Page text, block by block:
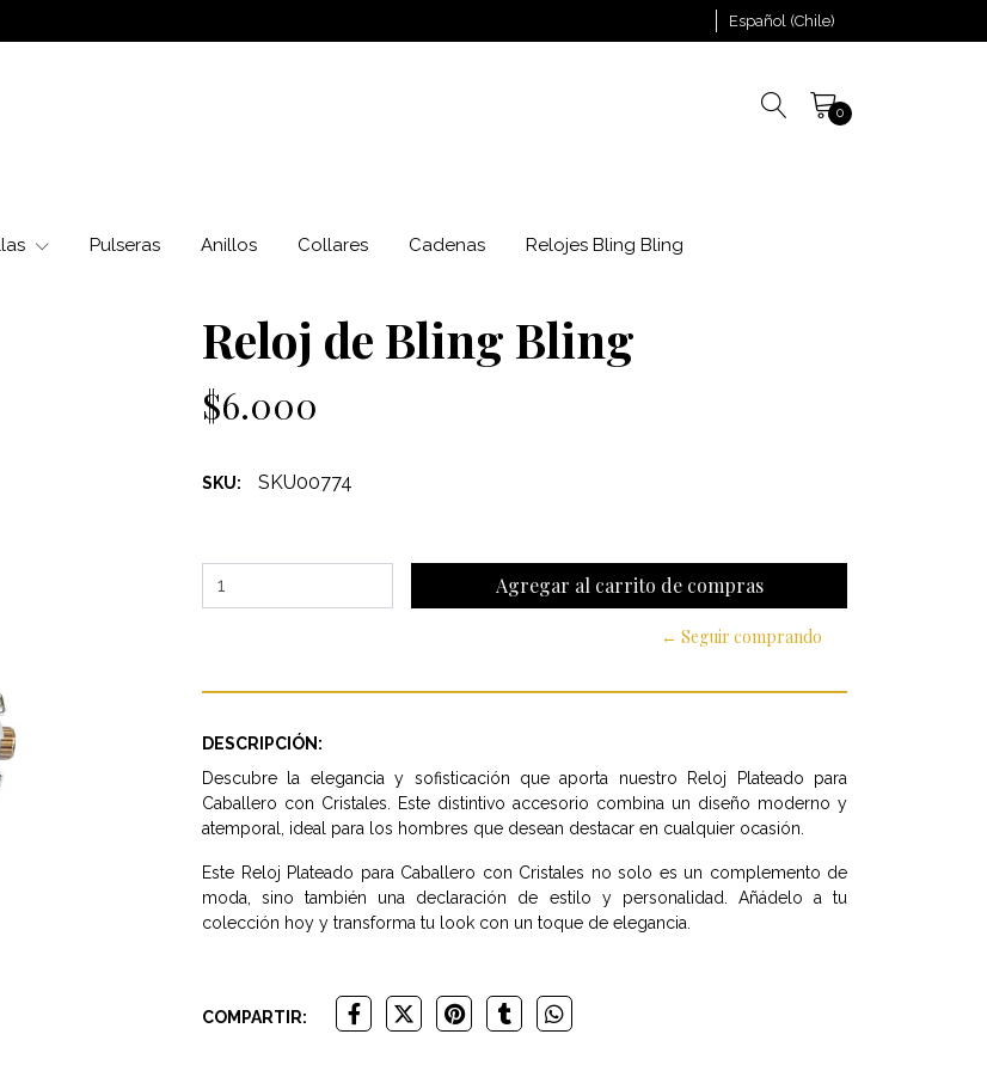
Español (Chile)
0
Pulseras Anillos Collares Cadenas Relojes Bling Bling
Reloj de Bling Bling
$6.000
SKU: SKU00774
← Seguir comprando
DESCRIPCIÓN:
Descubre la elegancia y sofisticación que aporta nuestro Reloj Plateado para
Caballero con Cristales. Este distintivo accesorio combina un diseño moderno y
atemporal, ideal para los hombres que desean destacar en cualquier ocasión.
Este Reloj Plateado para Caballero con Cristales no solo es un complemento de
moda, sino también una declaración de estilo y personalidad. Añádelo a tu
colección hoy y transforma tu look con un toque de elegancia.
COMPARTIR: